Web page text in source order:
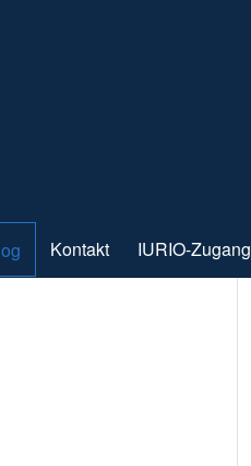
Kontakt IURIO-Zugang